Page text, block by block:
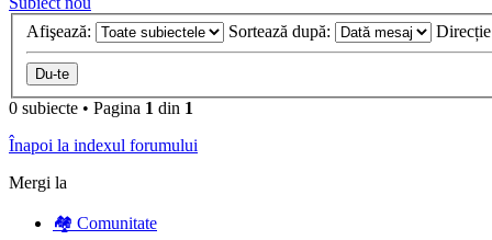
Afişează:
Sortează după:
0 subiecte • Pagina 1 din 1
Înapoi la indexul forumului
Mergi la
🏘️ Comunitate